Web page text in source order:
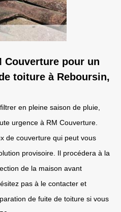
Couverture pour un
toiture à Reboursin,
en pleine saison de pluie,
urgence à RM Couverture.
de couverture qui peut vous
provisoire. Il procédera à la
de la maison avant
pas à le contacter et
de fuite de toiture si vous